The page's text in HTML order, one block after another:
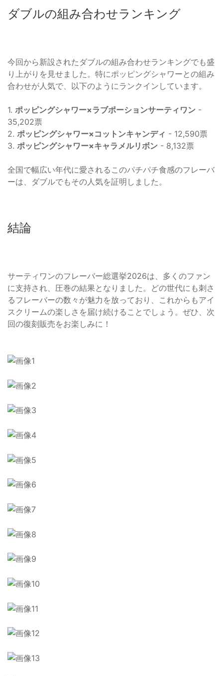
ダブルの組み合わせランキング
今回から新設されたダブルの組み合わせランキングでも盛
り上がりを見せました。特にポッピングシャワーとの組み
合わせが人気で、以下のようにランクインしています。
1. ポッピングシャワー×ラブポーションサーティワン -
35,202票
2. ポッピングシャワー×コットンキャンディ - 12,590票
3. ポッピングシャワー×キャラメルリボン - 8,132票
全国で幅広い年代に愛されるこのパチパチ食感のフレーバ
ーは、ダブルでもその人気を証明しました。
結論
サーティワンのフレーバー総選挙2026は、多くのファン
に支持され、圧巻の結果となりました。どの世代にも刺さ
るフレーバーの数々が魅力を放っており、これからもアイ
スクリームの楽しさを届け続けることでしょう。ぜひ、次
回の復刻販売をお楽しみに！